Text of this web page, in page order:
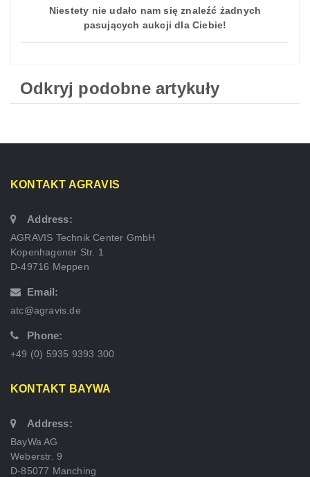
Niestety nie udało nam się znaleźć żadnych
pasujących aukcji dla Ciebie!
Odkryj podobne artykuły
KONTAKT AGRAVIS
Address:
AGRAVIS Technik Center GmbH
Kopenhagener Str. 1
D-49716 Meppen
Email:
atc@agravis.de
Phone:
+49 (0) 5935 9393 300
KONTAKT BAYWA
Address:
BayWa AG
Weberstr. 9
D-85077 Manching